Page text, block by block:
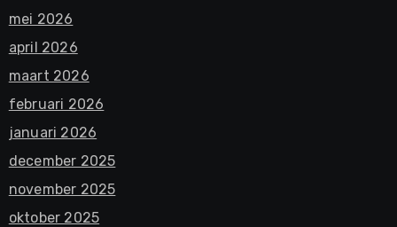
mei 2026
april 2026
maart 2026
februari 2026
januari 2026
december 2025
november 2025
oktober 2025